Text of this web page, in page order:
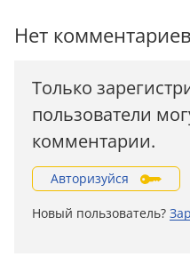
Нет
Только
пользователи
комментарии.
Авторизуйся
Новый пользователь?